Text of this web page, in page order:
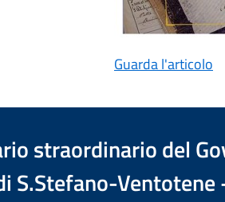
Guarda l'articolo
straordinario del
S.Stefano-Ventotene